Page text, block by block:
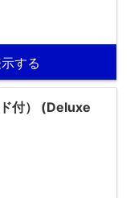
する
付） (Deluxe